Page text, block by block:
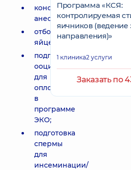
консультация
анестезиолога;
отбор
яйцеклеток;
подготовка
ооцитов
для
оплодотворения
в
программе
ЭКО;
подготовка
спермы
для
инсеминации/
Программа «КСЯ:
контролируемая
яичников (ведение
направления)»
1 клиника2 услуги
Заказать по